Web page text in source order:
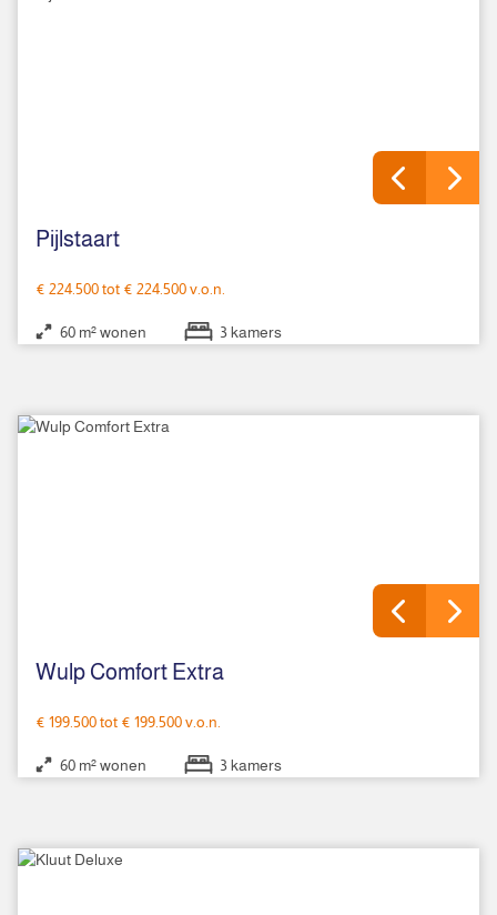
Pijlstaart
€ 224.500 tot € 224.500 v.o.n.
60 m² wonen 3 kamers
Wulp Comfort Extra
€ 199.500 tot € 199.500 v.o.n.
60 m² wonen 3 kamers